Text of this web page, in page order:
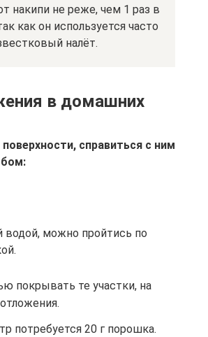
накипи не реже, чем 1 раз в
как он используется часто
налёт.
в домашних
справиться с ним
водой, можно пройтись по
покрывать те участки, на
потребуется 20 г порошка.